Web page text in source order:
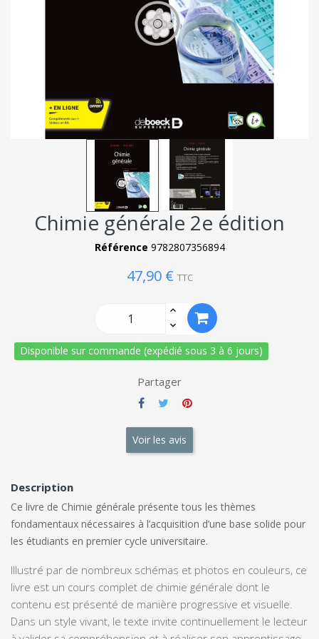
Chimie générale 2e édition
Référence 9782807356894
47,90 € TTC
Disponible sur commande (expédié sous 3 à 6 jours)
Partager
Voir les avis
Description
Ce livre de Chimie générale présente tous les thèmes
fondamentaux nécessaires à l’acquisition d’une base solide pour
les étudiants en premier cycle universitaire.
Illustré par de nombreux schémas et photos en couleurs, ce
livre est un cours complet de chimie générale dont le
contenu est présenté de manière progressive et visuelle.
Dans un style vivant, le texte invite continuellement le lecteur